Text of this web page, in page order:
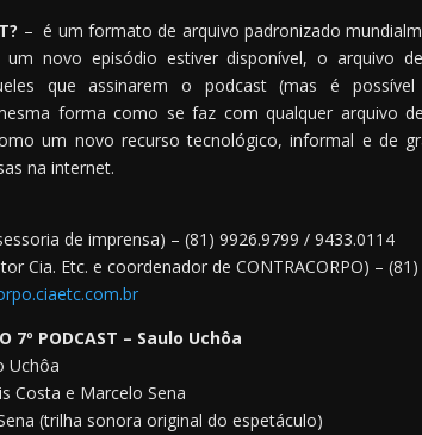
– é um formato de arquivo padronizado
um novo episódio estiver disponível, o arquivo
que assinarem o podcast (mas é
forma como se faz com qualquer arquivo
um novo recurso tecnológico, informal e de
na internet.
de imprensa) – (81) 9926.9799 / 9433.0114
Cia. Etc. e coordenador de CONTRACORPO) –
7º PODCAST – Saulo Uchôa
Uchôa
Costa e Marcelo Sena
(trilha sonora original do espetáculo)